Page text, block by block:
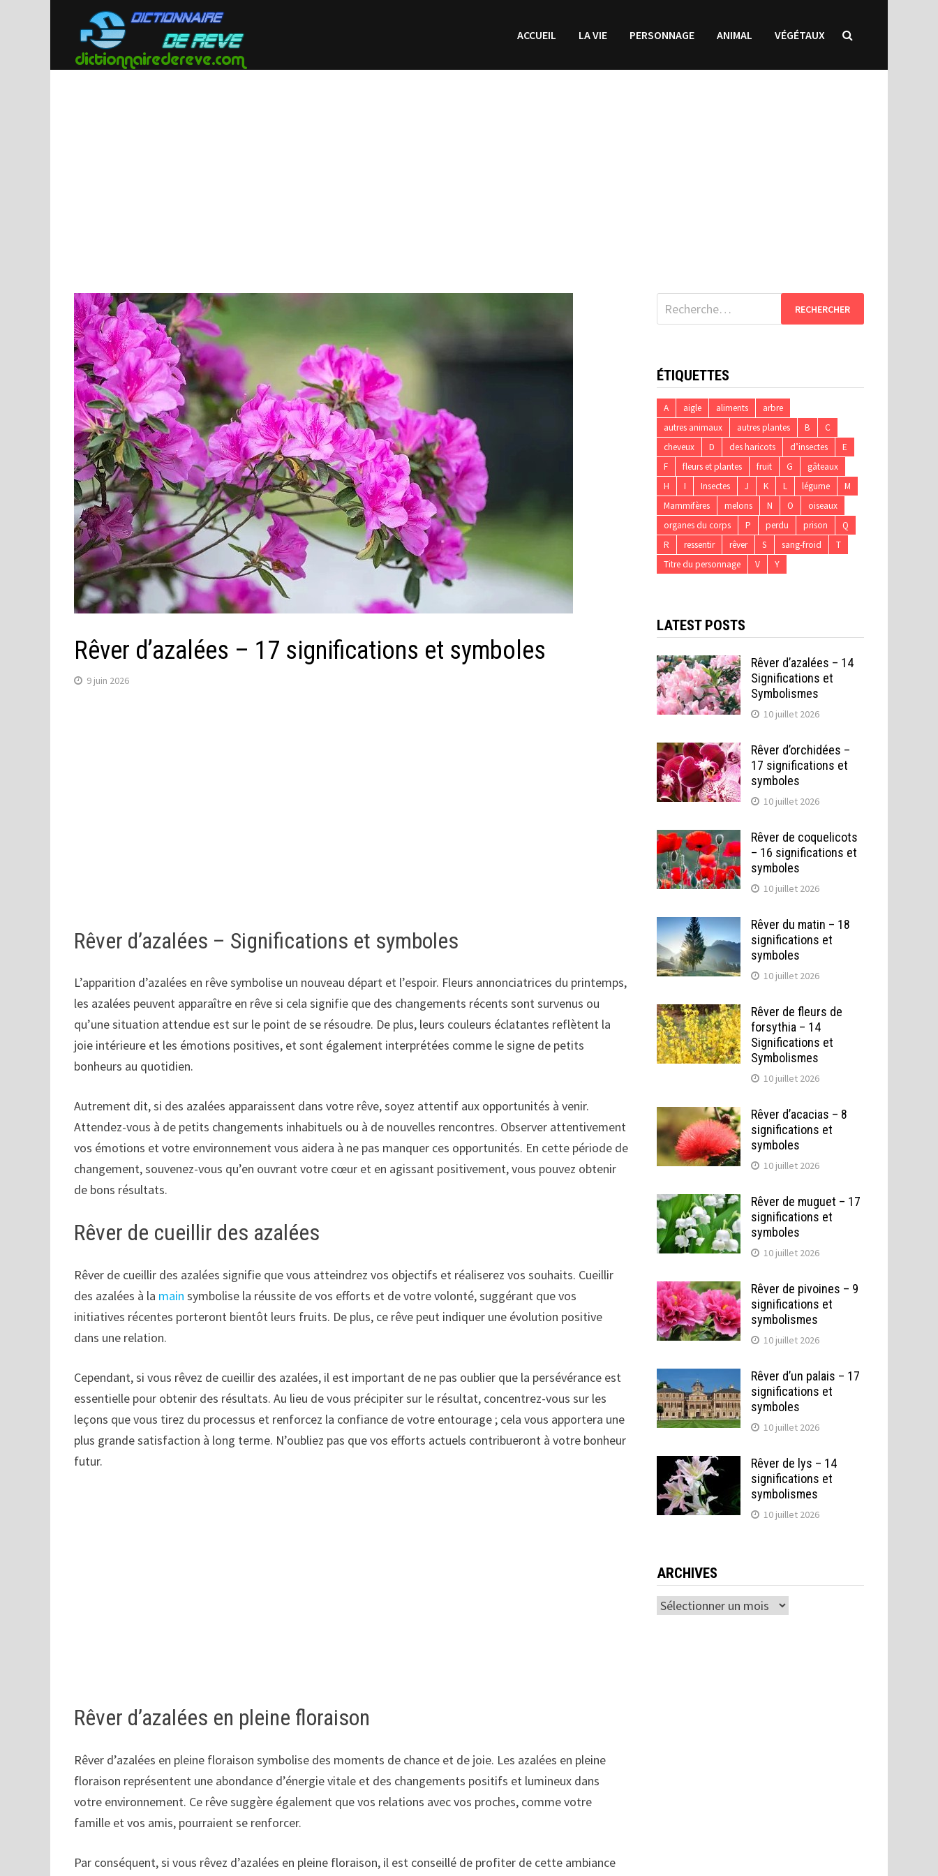
contenu
ACCUEIL LA VIE PERSONNAGE ANIMAL VÉGÉTAUX
Rêver d’azalées – 17 significations et symboles
9 juin 2026
Rêver d’azalées – Significations et symboles
L’apparition d’azalées en rêve symbolise un nouveau départ et l’espoir. Fleurs annonciatrices du printemps,
les azalées peuvent apparaître en rêve si cela signifie que des changements récents sont survenus ou
qu’une situation attendue est sur le point de se résoudre. De plus, leurs couleurs éclatantes reflètent la
joie intérieure et les émotions positives, et sont également interprétées comme le signe de petits
bonheurs au quotidien.
Autrement dit, si des azalées apparaissent dans votre rêve, soyez attentif aux opportunités à venir.
Attendez-vous à de petits changements inhabituels ou à de nouvelles rencontres. Observer attentivement
vos émotions et votre environnement vous aidera à ne pas manquer ces opportunités. En cette période de
changement, souvenez-vous qu’en ouvrant votre cœur et en agissant positivement, vous pouvez obtenir
de bons résultats.
Rêver de cueillir des azalées
Rêver de cueillir des azalées signifie que vous atteindrez vos objectifs et réaliserez vos souhaits. Cueillir
des azalées à la main symbolise la réussite de vos efforts et de votre volonté, suggérant que vos
initiatives récentes porteront bientôt leurs fruits. De plus, ce rêve peut indiquer une évolution positive
dans une relation.
Cependant, si vous rêvez de cueillir des azalées, il est important de ne pas oublier que la persévérance est
essentielle pour obtenir des résultats. Au lieu de vous précipiter sur le résultat, concentrez-vous sur les
leçons que vous tirez du processus et renforcez la confiance de votre entourage ; cela vous apportera une
plus grande satisfaction à long terme. N’oubliez pas que vos efforts actuels contribueront à votre bonheur
futur.
Rêver d’azalées en pleine floraison
Rêver d’azalées en pleine floraison symbolise des moments de chance et de joie. Les azalées en pleine
floraison représentent une abondance d’énergie vitale et des changements positifs et lumineux dans
votre environnement. Ce rêve suggère également que vos relations avec vos proches, comme votre
famille et vos amis, pourraient se renforcer.
Par conséquent, si vous rêvez d’azalées en pleine floraison, il est conseillé de profiter de cette ambiance
Rechercher :
ÉTIQUETTES
A aigle aliments
arbre
autres animaux
autres plantes B
C
cheveux
D des haricots d’insectes
E
F
fleurs et plantes fruit G
gâteaux
H
I Insectes J K L légume
M
Mammifères
melons N O
oiseaux
organes du corps
P perdu prison
Q
R
ressentir rêver S sang-froid
T
Titre du personnage
V Y
LATEST POSTS
Rêver d’azalées – 14
Significations et
Symbolismes
10 juillet 2026
Rêver d’orchidées –
17 significations et
symboles
10 juillet 2026
Rêver de coquelicots
– 16 significations et
symboles
10 juillet 2026
Rêver du matin – 18
significations et
symboles
10 juillet 2026
Rêver de fleurs de
forsythia – 14
Significations et
Symbolismes
10 juillet 2026
Rêver d’acacias – 8
significations et
symboles
10 juillet 2026
Rêver de muguet – 17
significations et
symboles
10 juillet 2026
Rêver de pivoines – 9
significations et
symbolismes
10 juillet 2026
Rêver d’un palais – 17
significations et
symboles
10 juillet 2026
Rêver de lys – 14
significations et
symbolismes
10 juillet 2026
ARCHIVES
Archives